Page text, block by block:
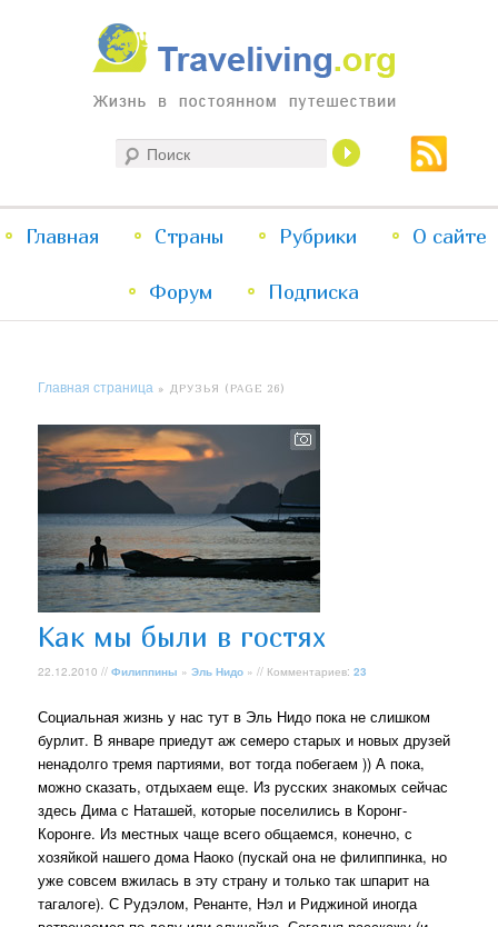
Traveliving
Жизнь в постоянном путешествии
меню
Перейти
к
Перейти
к
Главная Страны Рубрики О сайте
Форум Подписка
Главная страница » ДРУЗЬЯ (PAGE 26)
Как мы были в гостях
22.12.2010 //Филиппины »Эль Нидо » // Комментариев:23
Социальная жизнь у нас тут в Эль Нидо пока не слишком
бурлит. В январе приедут аж семеро старых и новых друзей
ненадолго тремя партиями, вот тогда побегаем )) А пока,
можно сказать, отдыхаем еще. Из русских знакомых сейчас
здесь Дима с Наташей, которые поселились в Коронг-
Коронге. Из местных чаще всего общаемся, конечно, с
хозяйкой нашего дома Наоко (пускай она не филиппинка, но
уже совсем вжилась в эту страну и только так шпарит на
тагалоге). С Рудэлом, Ренанте, Нэл и Риджиной иногда